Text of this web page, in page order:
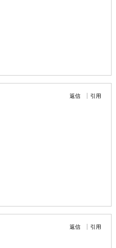
返信 引用
返信 引用